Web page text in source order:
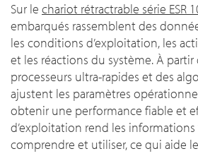
Sur le chariot rétractrable série ESR
embarqués rassemblent des
les conditions d’exploitation, les
et les réactions du système. À partir
processeurs ultra-rapides et des
ajustent les paramètres
obtenir une performance fiable et
d’exploitation rend les informations
comprendre et utiliser, ce qui aide